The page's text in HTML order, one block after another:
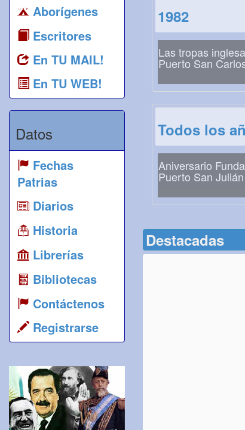
Aborígenes
Escritores
En TU MAIL!
En TU WEB!
Datos
Fechas
Patrias
Diarios
Historia
Librerías
Bibliotecas
Contáctenos
Registrarse
1982
Las tropas
Puerto San
Todos los
Aniversario
Puerto San Julián
Destacadas